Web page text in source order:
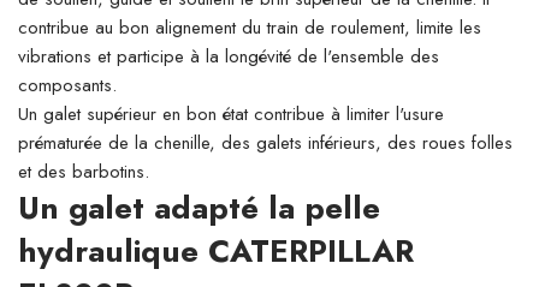
contribue au bon alignement du train de roulement, limite les
vibrations et participe à la longévité de l'ensemble des
composants.
Un galet supérieur en bon état contribue à limiter l'usure
prématurée de la chenille, des galets inférieurs, des roues folles
et des barbotins.
Un galet adapté la pelle
hydraulique CATERPILLAR